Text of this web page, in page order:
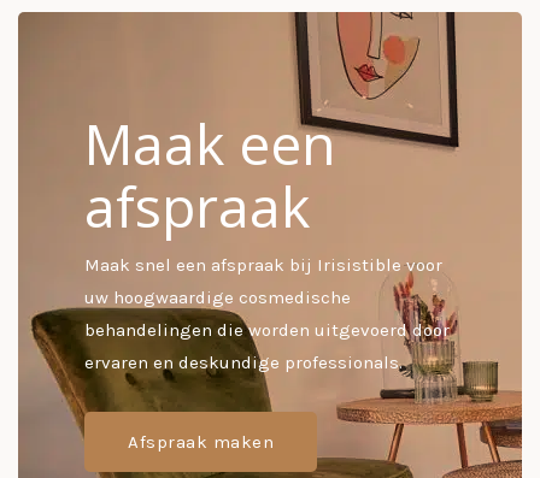
Maak een
afspraak
Maak snel een afspraak bij Irisistible voor
uw hoogwaardige cosmedische
behandelingen die worden uitgevoerd door
ervaren en deskundige professionals.
Afspraak maken